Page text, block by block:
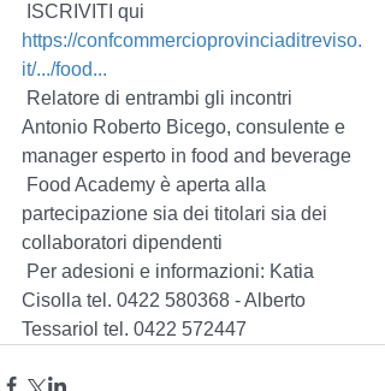
ISCRIVITI qui
https://confcommercioprovinciaditreviso.
it/.../food...
Antonio Roberto Bicego, consulente e
manager esperto in food and beverage
partecipazione sia dei titolari sia dei
collaboratori dipendenti
Cisolla tel. 0422 580368 - Alberto
Tessariol tel. 0422 572447